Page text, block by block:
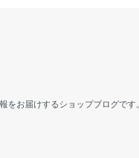
お届けするショップブログです。